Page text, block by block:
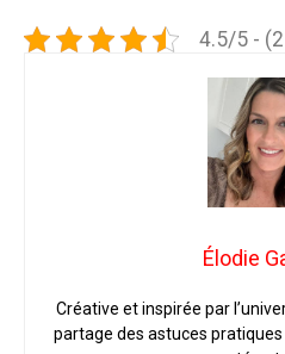
4.5/5 -
Élodie
Créative et inspirée par
partage des astuces